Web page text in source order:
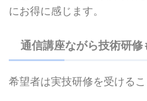
にお得に感じます。
通信講座ながら技術研修
希望者は実技研修を受けるこ